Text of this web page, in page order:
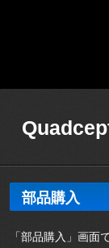
部品購入
「部品購入」画